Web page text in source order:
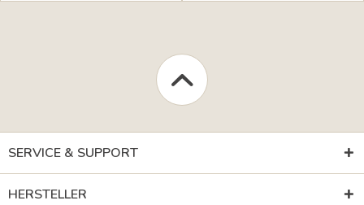
SERVICE & SUPPORT
HERSTELLER